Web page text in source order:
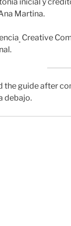
Martina.
Creative
the guide after
debajo.